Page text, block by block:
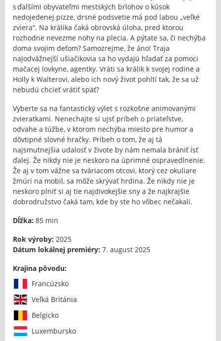
s ďalšími obyvateľmi mestských brlohov o kúsok
nedojedenej pizze, drsné podsvetie má pod labou „veľké
zviera“. Na králika čaká obrovská úloha, pred ktorou
rozhodne nevezme nohy na plecia. A pýtate sa, či nechýba
doma svojim deťom? Samozrejme, že áno! Traja
najodvážnejší ušiačikovia sa ho vydajú hľadať za pomoci
mačacej lovkyne, agentky. Vráti sa králik k svojej rodine a
Holly k Walterovi, alebo ich nový život pohltí tak, že sa už
nebudú chcieť vrátiť späť?
Vyberte sa na fantastický výlet s rozkošne animovanými
zvieratkami. Nenechajte si ujsť príbeh o priateľstve,
odvahe a túžbe, v ktorom nechýba miesto pre humor a
dôvtipné slovné hračky. Príbeh o tom, že aj tá
najsmutnejšia udalosť v živote by nám nemala brániť ísť
ďalej. Že nikdy nie je neskoro na úprimné ospravedlnenie.
Že aj v tom vážne sa tváriacom otcovi, ktorý cez okuliare
žmúri na mobil, sa môže skrývať hrdina. Že nikdy nie je
neskoro plniť si aj tie najdivokejšie sny a že najkrajšie
dobrodružstvo čaká tam, kde by ste ho vôbec nečakali.
Dĺžka: 85 min
Rok výroby: 2025
Dátum lokálnej premiéry: 7. august 2025
Krajina pôvodu:
Francúzsko
Veľká Británia
Belgicko
Luxembursko